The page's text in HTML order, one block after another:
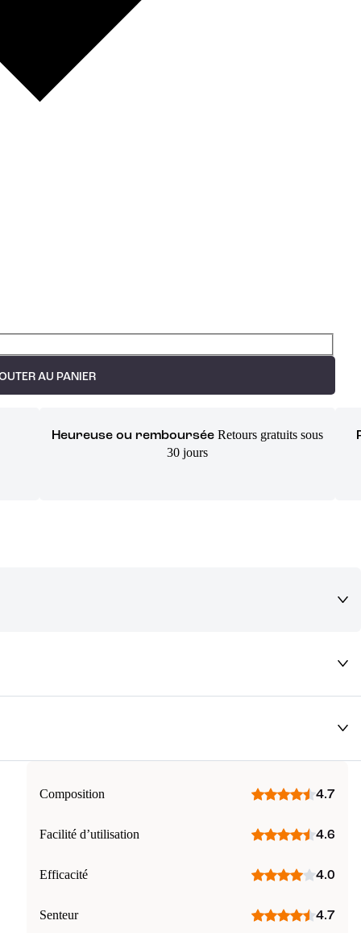
AU PANIER
Heureuse ou remboursée Retours gratuits sous
30 jours
Composition 4.7
Facilité d’utilisation 4.6
Efficacité 4.0
Senteur 4.7